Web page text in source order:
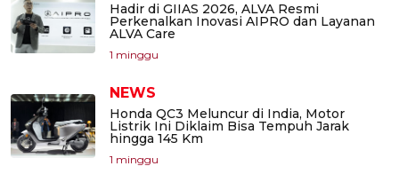
Hadir di GIIAS 2026, ALVA Resmi
Perkenalkan Inovasi AIPRO dan Layanan
ALVA Care
1 minggu
NEWS
Honda QC3 Meluncur di India, Motor
Listrik Ini Diklaim Bisa Tempuh Jarak
hingga 145 Km
1 minggu